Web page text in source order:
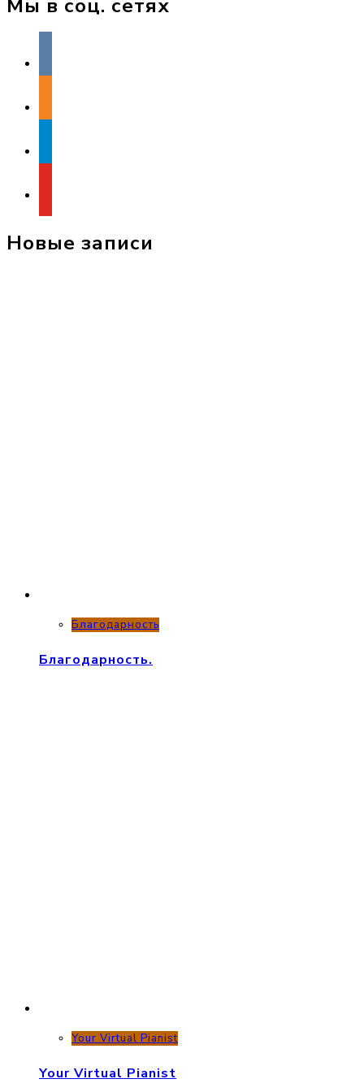
Мы в соц. сетях
Новые записи
Благодарность
Благодарность.
Your Virtual Pianist
Your Virtual Pianist